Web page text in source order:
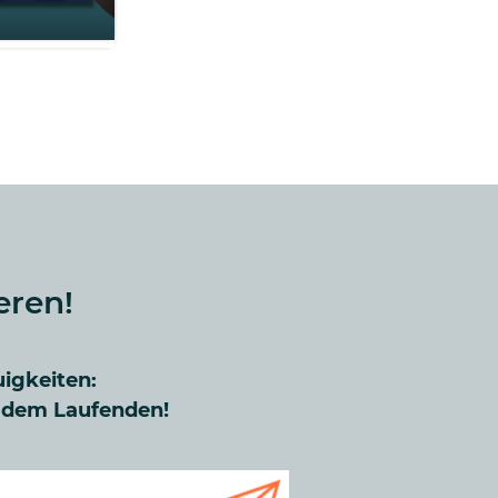
Laufenden!